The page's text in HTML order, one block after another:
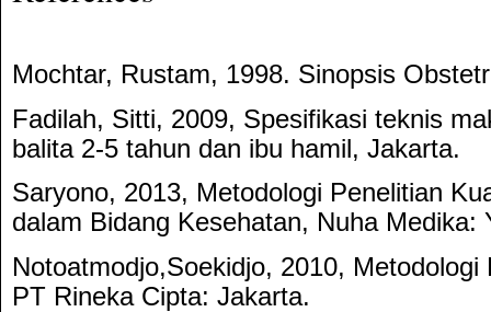
Mochtar, Rustam, 1998. Sinopsis
Fadilah, Sitti, 2009, Spesifikasi teknis
balita 2-5 tahun dan ibu hamil, Jakarta.
Saryono, 2013, Metodologi Penelitian
dalam Bidang Kesehatan, Nuha Medika:
Notoatmodjo,Soekidjo, 2010,
PT Rineka Cipta: Jakarta.